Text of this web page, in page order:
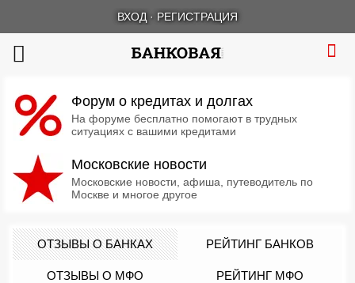
ВХОД · РЕГИСТРАЦИЯ
Форум о кредитах и долгах
На форуме бесплатно помогают в трудных
ситуациях с вашими кредитами
Московские новости
Московские новости, афиша, путеводитель по
Москве и многое другое
ОТЗЫВЫ О БАНКАХ РЕЙТИНГ БАНКОВ
ОТЗЫВЫ О МФО РЕЙТИНГ МФО